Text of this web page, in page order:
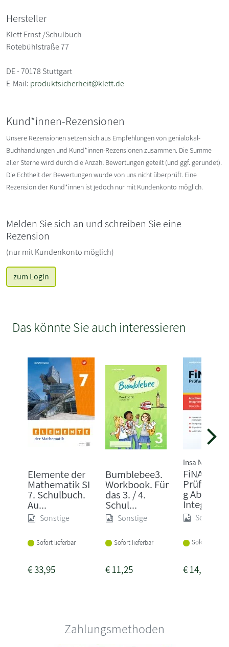
Hersteller
Klett Ernst /Schulbuch
Rotebühlstraße 77
DE - 70178 Stuttgart
E-Mail: produktsicherheit@klett.de
Kund*innen-Rezensionen
Unsere Rezensionen setzen sich aus Empfehlungen von genialokal-
Buchhandlungen und Kund*innen-Rezensionen zusammen. Die Summe
aller Sterne wird durch die Anzahl Bewertungen geteilt (und ggf. gerundet).
Die Echtheit der Bewertungen wurde von uns nicht überprüft. Eine
Rezension der Kund*innen ist jedoch nur mit Kundenkonto möglich.
Melden Sie sich an und schreiben Sie eine
Rezension
(nur mit Kundenkonto möglich)
zum Login
Das könnte Sie auch interessieren
Elemente der
Mathematik SI
7. Schulbuch.
Au...
Sonstige
Sofort lieferbar
€33,95
Bumblebee3.
Workbook. Für
das 3. / 4.
Schul...
Sonstige
Sofort lieferbar
€11,25
Insa Neuhof
FiNALE
g
Integrier...
Sonstige
Sofort
€14,95
Zahlungsmethoden